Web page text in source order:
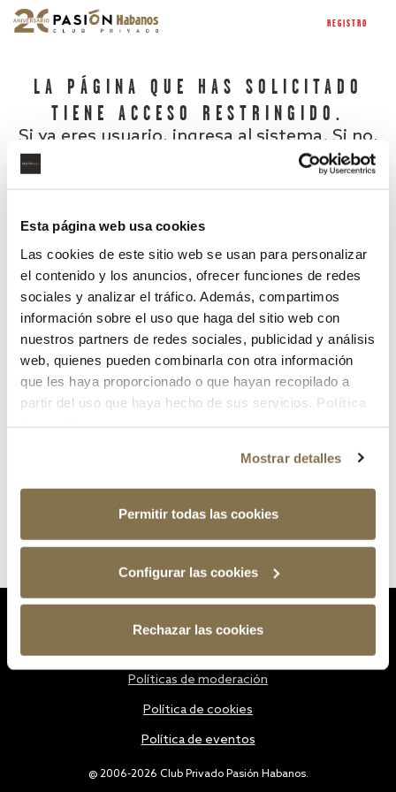
Esta página web usa cookies
Las cookies de este sitio web se usan para personalizar
el contenido y los anuncios, ofrecer funciones de redes
sociales y analizar el tráfico. Además, compartimos
información sobre el uso que haga del sitio web con
nuestros partners de redes sociales, publicidad y análisis
web, quienes pueden combinarla con otra información
que les haya proporcionado o que hayan recopilado a
partir del uso que haya hecho de sus servicios. Política
Mostrar detalles
Permitir todas las cookies
Configurar las cookies
Rechazar las cookies
REGISTRO
LA PÁGINA QUE HAS SOLICITADO
TIENE ACCESO RESTRINGIDO.
Si ya eres usuario, ingresa al sistema. Si no,
¿Has olvidado tu contraseña?
@ 2006-2026 Club Privado Pasión Habanos.
Políticas de moderación
Política de cookies
Política de eventos